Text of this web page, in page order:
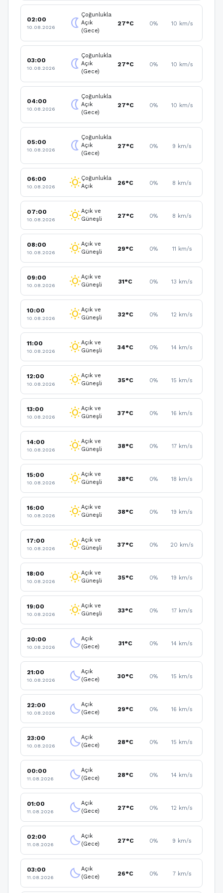
02:00
10.08.2026 nightlight
Çoğunlukla
Açık
(Gece)
27°C 0% 10 km/s
03:00
10.08.2026 nightlight
Çoğunlukla
Açık
(Gece)
27°C 0% 10 km/s
04:00
10.08.2026 nightlight
Çoğunlukla
Açık
(Gece)
27°C 0% 10 km/s
05:00
10.08.2026 nightlight
Çoğunlukla
Açık
(Gece)
27°C 0% 9 km/s
06:00
10.08.2026 wb_sunnyÇoğunlukla
Açık
26°C 0% 8 km/s
07:00
10.08.2026 wb_sunnyAçık ve
Güneşli
27°C 0% 8 km/s
08:00
10.08.2026 wb_sunnyAçık ve
Güneşli
29°C 0% 11 km/s
09:00
10.08.2026 wb_sunnyAçık ve
Güneşli
31°C 0% 13 km/s
10:00
10.08.2026 wb_sunnyAçık ve
Güneşli
32°C 0% 12 km/s
11:00
10.08.2026 wb_sunnyAçık ve
Güneşli
34°C 0% 14 km/s
12:00
10.08.2026 wb_sunnyAçık ve
Güneşli
35°C 0% 15 km/s
13:00
10.08.2026 wb_sunnyAçık ve
Güneşli
37°C 0% 16 km/s
14:00
10.08.2026 wb_sunnyAçık ve
Güneşli
38°C 0% 17 km/s
15:00
10.08.2026 wb_sunnyAçık ve
Güneşli
38°C 0% 18 km/s
16:00
10.08.2026 wb_sunnyAçık ve
Güneşli
38°C 0% 19 km/s
17:00
10.08.2026 wb_sunnyAçık ve
Güneşli
37°C 0% 20 km/s
18:00
10.08.2026 wb_sunnyAçık ve
Güneşli
35°C 0% 19 km/s
19:00
10.08.2026 wb_sunnyAçık ve
Güneşli
33°C 0% 17 km/s
20:00
10.08.2026 clear_nightAçık
(Gece)
31°C 0% 14 km/s
21:00
10.08.2026 clear_nightAçık
(Gece)
30°C 0% 15 km/s
22:00
10.08.2026 clear_nightAçık
(Gece)
29°C 0% 16 km/s
23:00
10.08.2026 clear_nightAçık
(Gece)
28°C 0% 15 km/s
00:00
11.08.2026 clear_nightAçık
(Gece)
28°C 0% 14 km/s
01:00
11.08.2026 clear_nightAçık
(Gece)
27°C 0% 12 km/s
02:00
11.08.2026 clear_nightAçık
(Gece)
27°C 0% 9 km/s
03:00
11.08.2026 clear_nightAçık
(Gece)
26°C 0% 7 km/s